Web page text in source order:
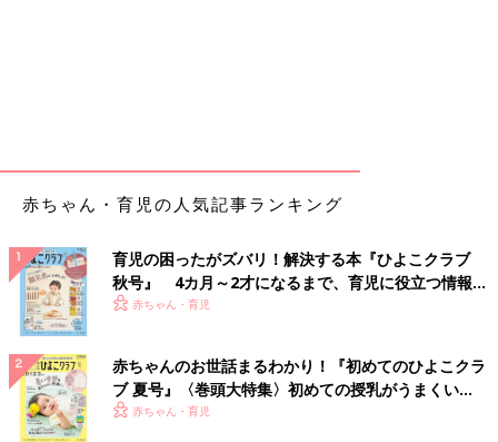
赤ちゃん・育児の人気記事ランキング
育児の困ったがズバリ！解決する本『ひよこクラブ
秋号』 4カ月～2才になるまで、育児に役立つ情報が
いっぱい！
赤ちゃん・育児
赤ちゃんのお世話まるわかり！『初めてのひよこクラ
ブ 夏号』〈巻頭大特集〉初めての授乳がうまくい
く！ おっぱい・ミルクの基本と夏のトラブル 解決テ
赤ちゃん・育児